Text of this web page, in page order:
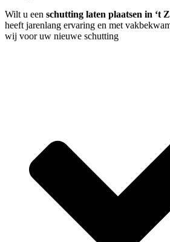
Wilt u een schutting laten plaatsen in ‘t
heeft jarenlang ervaring en met
wij voor uw nieuwe schutting